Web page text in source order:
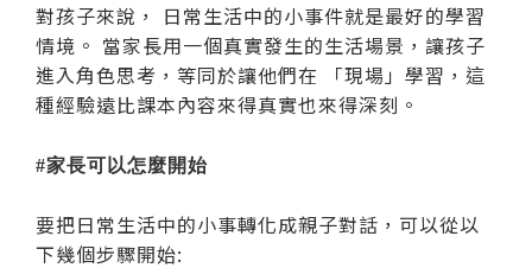
對孩子來說， 日常生活中的小事件就是最好的學習
情境。 當家長用一個真實發生的生活場景，讓孩子
進入角色思考，等同於讓他們在 「現場」學習，這
種經驗遠比課本內容來得真實也來得深刻。
#家長可以怎麼開始
要把日常生活中的小事轉化成親子對話，可以從以
下幾個步驟開始: